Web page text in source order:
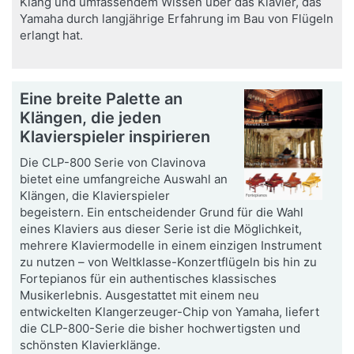
Yamaha durch langjährige Erfahrung im Bau von Flügeln
erlangt hat.
Eine breite Palette an
Klängen, die jeden
Klavierspieler inspirieren
Die CLP-800 Serie von Clavinova
bietet eine umfangreiche Auswahl an
Klängen, die Klavierspieler
begeistern. Ein entscheidender Grund für die Wahl
eines Klaviers aus dieser Serie ist die Möglichkeit,
mehrere Klaviermodelle in einem einzigen Instrument
zu nutzen – von Weltklasse-Konzertflügeln bis hin zu
Fortepianos für ein authentisches klassisches
Musikerlebnis. Ausgestattet mit einem neu
entwickelten Klangerzeuger-Chip von Yamaha, liefert
die CLP-800-Serie die bisher hochwertigsten und
schönsten Klavierklänge.